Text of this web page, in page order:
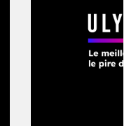
avec la gratuité et
mettre en
permis de faire